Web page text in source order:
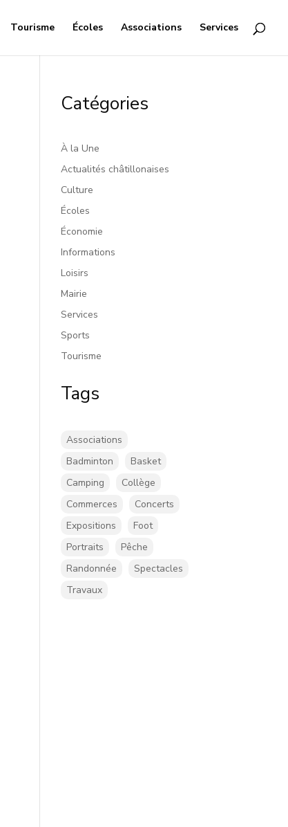
Tourisme Écoles Associations Services
Catégories
À la Une
Actualités châtillonaises
Culture
Écoles
Économie
Informations
Loisirs
Mairie
Services
Sports
Tourisme
Tags
Associations
Badminton
Basket
Camping
Collège
Commerces
Concerts
Expositions
Foot
Portraits
Pêche
Randonnée
Spectacles
Travaux